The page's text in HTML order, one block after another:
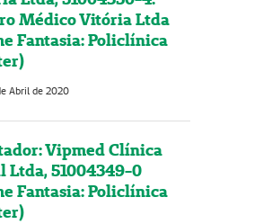
Médico Vitória Ltda
Fantasia: Policlínica
Abril de 2020
Vipmed Clínica
Ltda, 51004349-0
Fantasia: Policlínica